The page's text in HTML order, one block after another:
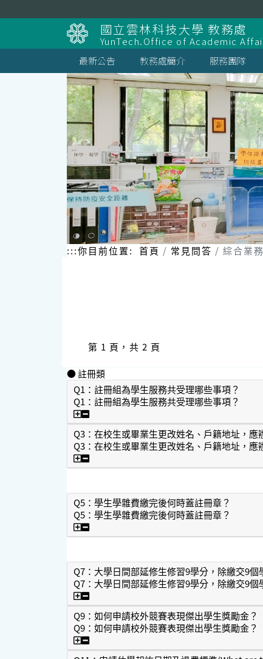
到
主
要
內
容
區
塊
國立雲林科技大學 教務處
YunTech.Office of Academic
最新公告
教務處簡介 服務團隊
:::你目前位置: 首頁 常見問答 綜合業
第 1 頁，共 2 頁
● 註冊類
Q1：註冊組為學生服務共受理哪些事項？
Q1：註冊組為學生服務共受理哪些事項？
Q1：註冊組為學生服務共受理哪些事項？
Q3：在校生或畢業生更改姓名、戶籍地址，應
Q3：在校生或畢業生更改姓名、戶籍地址，應
Q3：在校生或畢業生更改姓名、戶籍地址，
Q5：學生學雜費繳完後何時蓋註冊章？
Q5：學生學雜費繳完後何時蓋註冊章？
Q5：學生學雜費繳完後何時蓋註冊章？
Q7：大學日間部延修生修習9學分，除繳交9個
Q7：大學日間部延修生修習9學分，除繳交9個
Q7：大學日間部延修生修習9學分，除繳交
Q9：如何申請校外競賽表現傑出學生獎勵金？
Q9：如何申請校外競賽表現傑出學生獎勵金？
Q9：如何申請校外競賽表現傑出學生獎勵金